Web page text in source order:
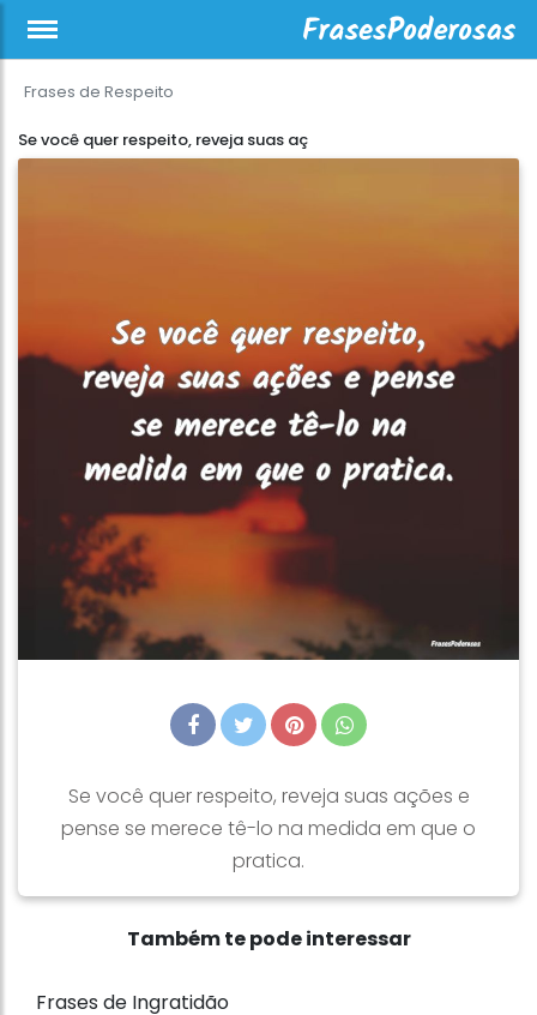
Frases de Respeito
Se você quer respeito, reveja suas aç
Se você quer respeito, reveja suas ações e
pense se merece tê-lo na medida em que o
pratica.
Também te pode interessar
Frases de Ingratidão